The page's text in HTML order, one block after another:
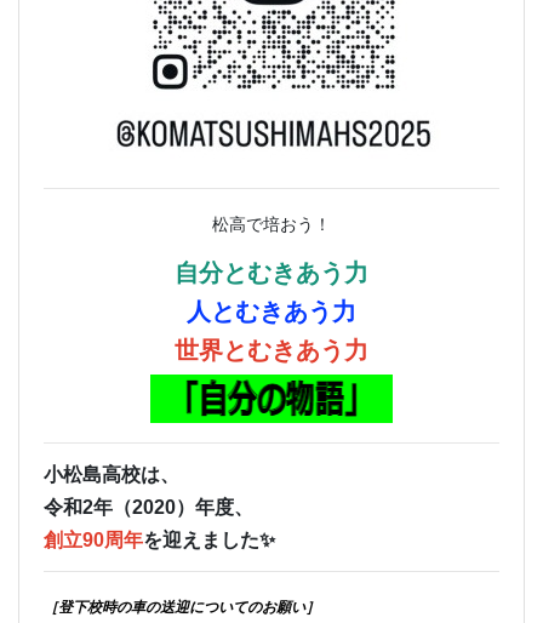
松高で培おう！
自分とむきあう力
人とむきあう力
世界とむきあう力
小松島高校は、
令和2年（2020）年度、
創立90周年を迎えました✨
［登下校時の車の送迎についてのお願い］